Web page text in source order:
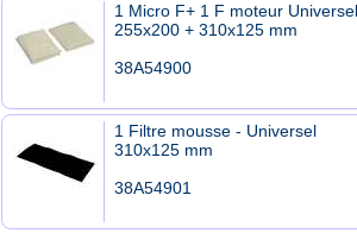
1 Micro F+ 1 F moteur Universel
255x200 + 310x125 mm
38A54900
1 Filtre mousse - Universel
310x125 mm
38A54901